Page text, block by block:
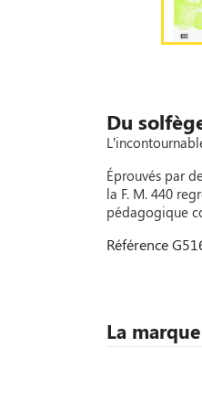
Du
Éprouvés par
la F. M. 440
pédagogique
Référence
La marque